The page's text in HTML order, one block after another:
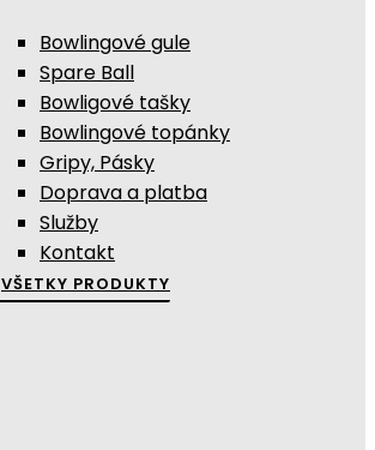
Bowlingové gule
Spare Ball
Bowligové tašky
Bowlingové topánky
Gripy, Pásky
Doprava a platba
Služby
Kontakt
VŠETKY PRODUKTY